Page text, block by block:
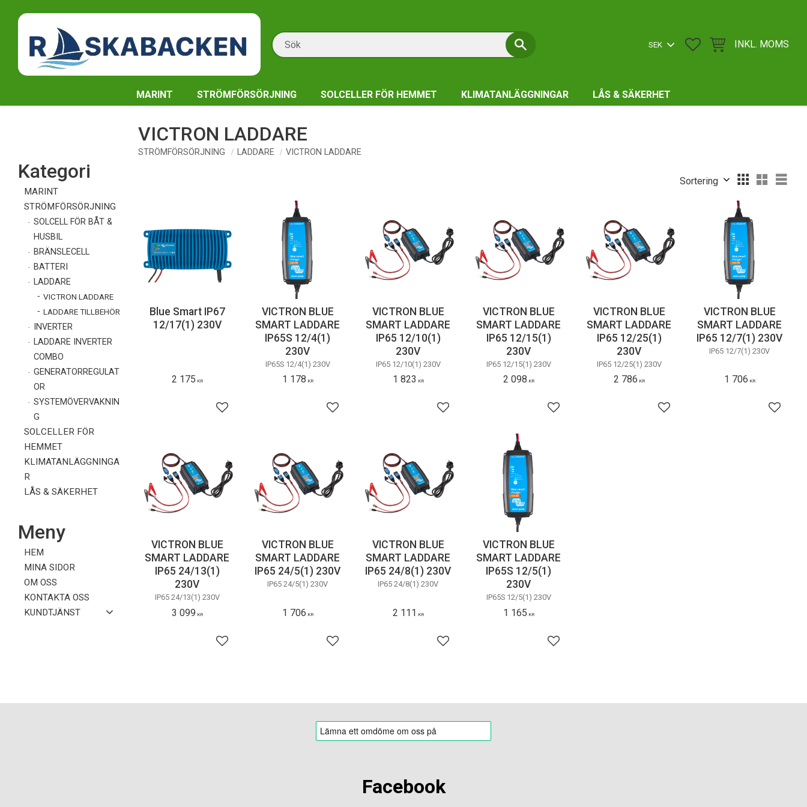
FAVORITER
KUNDVAGNINKL. MOMS
MARINT STRÖMFÖRSÖRJNING SOLCELLER FÖR HEMMET KLIMATANLÄGGNINGAR LÅS & SÄKERHET
VICTRON LADDARE
STRÖMFÖRSÖRJNING LADDARE VICTRON LADDARE
Blue Smart IP67
12/17(1) 230V
2 175 KR
Lägg till i favoriter
VICTRON BLUE
SMART LADDARE
IP65S 12/4(1)
230V
IP65S 12/4(1) 230V
1 178 KR
Lägg till i favoriter
VICTRON BLUE
SMART LADDARE
IP65 12/10(1)
230V
IP65 12/10(1) 230V
1 823 KR
Lägg till i favoriter
VICTRON BLUE
SMART LADDARE
IP65 12/15(1)
230V
IP65 12/15(1) 230V
2 098 KR
Lägg till i favoriter
VICTRON BLUE
SMART LADDARE
IP65 12/25(1)
230V
IP65 12/25(1) 230V
2 786 KR
Lägg till i favoriter
VICTRON BLUE
SMART LADDARE
IP65 12/7(1) 230V
IP65 12/7(1) 230V
1 706 KR
Lägg
VICTRON BLUE
SMART LADDARE
IP65 24/13(1)
230V
IP65 24/13(1) 230V
3 099 KR
Lägg till i favoriter
VICTRON BLUE
SMART LADDARE
IP65 24/5(1) 230V
IP65 24/5(1) 230V
1 706 KR
Lägg till i favoriter
VICTRON BLUE
SMART LADDARE
IP65 24/8(1) 230V
IP65 24/8(1) 230V
2 111 KR
Lägg till i favoriter
VICTRON BLUE
SMART LADDARE
IP65S 12/5(1)
230V
IP65S 12/5(1) 230V
1 165 KR
Lägg till i favoriter
Kategori
MARINT
STRÖMFÖRSÖRJNING
SOLCELL FÖR BÅT &
HUSBIL
BRÄNSLECELL
BATTERI
LADDARE
VICTRON LADDARE
LADDARE TILLBEHÖR
INVERTER
LADDARE INVERTER
COMBO
GENERATORREGULAT
OR
SYSTEMÖVERVAKNIN
G
SOLCELLER FÖR
HEMMET
KLIMATANLÄGGNINGA
R
LÅS & SÄKERHET
Meny
HEM
MINA SIDOR
OM OSS
KONTAKTA OSS
KUNDTJÄNST
Facebook